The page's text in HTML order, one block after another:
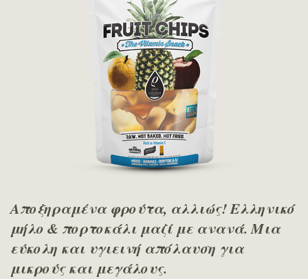
Αποξηραμένα φρούτα, αλλιώς! Ελληνικό
μήλο & πορτοκάλι μαζί με ανανά. Mια
εύκολη και υγιεινή απόλαυση για
μικρούς και μεγάλους.